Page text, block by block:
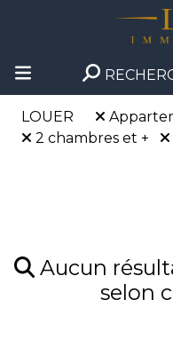
LOUER
2 chambres et +
Aucun
selon